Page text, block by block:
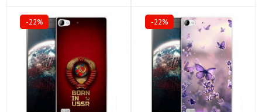
-22% -22%